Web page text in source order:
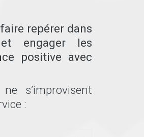
repérer dans
engager les
positive avec
s’improvisent
: